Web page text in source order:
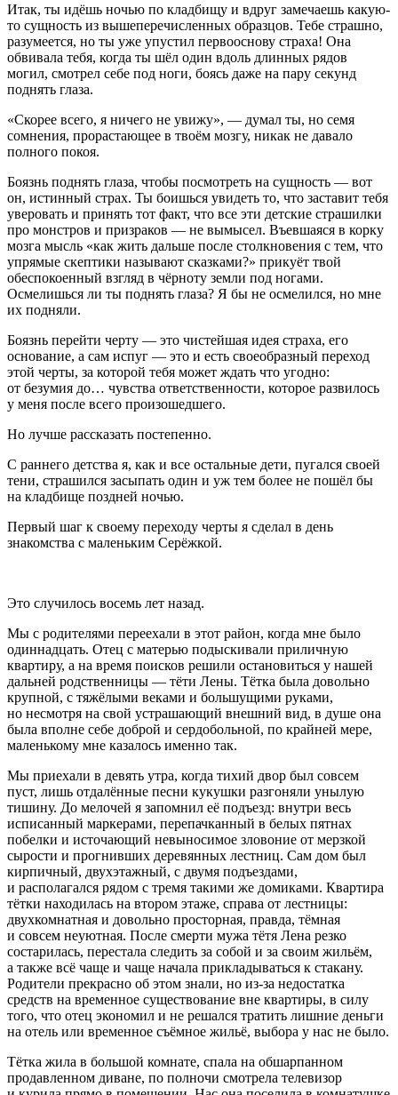
Итак, ты идёшь ночью по кладбищу и вдруг замечаешь какую-
то сущность из вышеперечисленных образцов. Тебе страшно,
разумеется, но ты уже упустил первооснову страха! Она
обвивала тебя, когда ты шёл один вдоль длинных рядов
могил, смотрел себе под ноги, боясь даже на пару секунд
поднять глаза.
«Скорее всего, я ничего не увижу», — думал ты, но семя
сомнения, прорастающее в твоём мозгу, никак не давало
полного покоя.
Боязнь поднять глаза, чтобы посмотреть на сущность — вот
он, истинный страх. Ты боишься увидеть то, что заставит тебя
уверовать и принять тот факт, что все эти детские страшилки
про монстров и призраков — не вымысел. Въевшаяся в корку
мозга мысль «как жить дальше после столкновения с тем, что
упрямые скептики называют сказками?» прикуёт твой
обеспокоенный взгляд в чёрноту земли под ногами.
Осмелишься ли ты поднять глаза? Я бы не осмелился, но мне
их подняли.
Боязнь перейти черту — это чистейшая идея страха, его
основание, а сам испуг — это и есть своеобразный переход
этой черты, за которой тебя может ждать что угодно:
от безумия до… чувства ответственности, которое развилось
у меня после всего произошедшего.
Но лучше рассказать постепенно.
С раннего детства я, как и все остальные дети, пугался своей
тени, страшился засыпать один и уж тем более не пошёл бы
на кладбище поздней ночью.
Первый шаг к своему переходу черты я сделал в день
знакомства с маленьким Серёжкой.
Это случилось восемь лет назад.
Мы с родителями переехали в этот район, когда мне было
одиннадцать. Отец с матерью подыскивали приличную
квартиру, а на время поисков решили остановиться у нашей
дальней родственницы — тёти Лены. Тётка была довольно
крупной, с тяжёлыми веками и большущими руками,
но несмотря на свой устрашающий внешний вид, в душе она
была вполне себе доброй и сердобольной, по крайней мере,
маленькому мне казалось именно так.
Мы приехали в девять утра, когда тихий двор был совсем
пуст, лишь отдалённые песни кукушки разгоняли унылую
тишину. До мелочей я запомнил её подъезд: внутри весь
исписанный маркерами, перепачканный в белых пятнах
побелки и источающий невыносимое зловоние от мерзкой
сырости и прогнивших деревянных лестниц. Сам дом был
кирпичный, двухэтажный, с двумя подъездами,
и располагался рядом с тремя такими же домиками. Квартира
тётки находилась на втором этаже, справа от лестницы:
двухкомнатная и довольно просторная, правда, тёмная
и совсем неуютная. После смерти мужа тётя Лена резко
состарилась, перестала следить за собой и за своим жильём,
а также всё чаще и чаще начала прикладываться к стакану.
Родители прекрасно об этом знали, но из-за недостатка
средств на временное существование вне квартиры, в силу
того, что отец экономил и не решался тратить лишние деньги
на отель или временное съёмное жильё, выбора у нас не было.
Тётка жила в большой комнате, спала на обшарпанном
продавленном диване, по полночи смотрела телевизор